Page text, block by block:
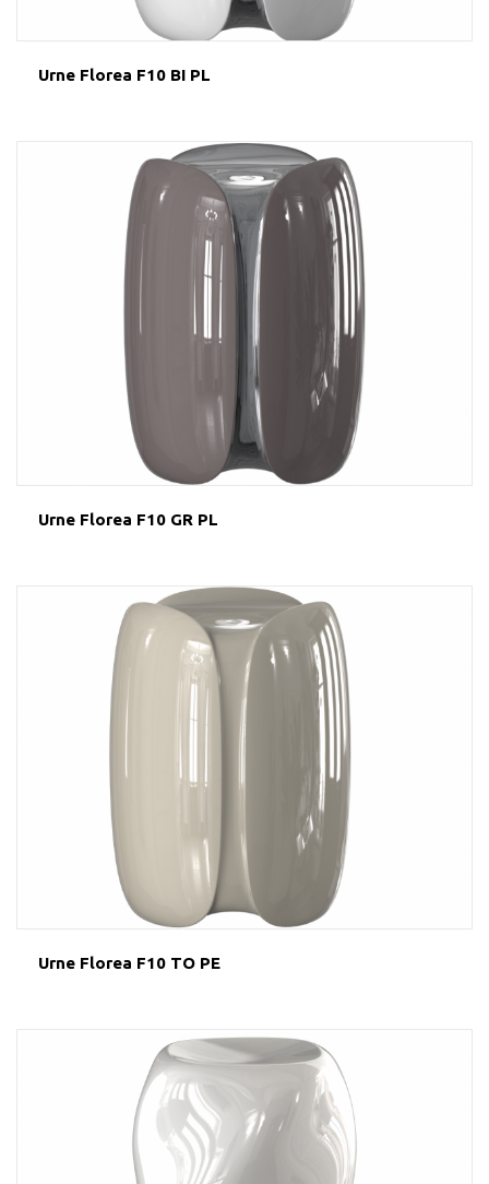
Urne Florea F10 BI PL
Urne Florea F10 GR PL
Urne Florea F10 TO PE